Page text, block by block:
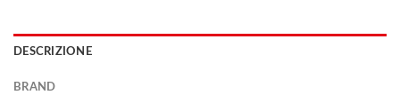
DESCRIZIONE
BRAND